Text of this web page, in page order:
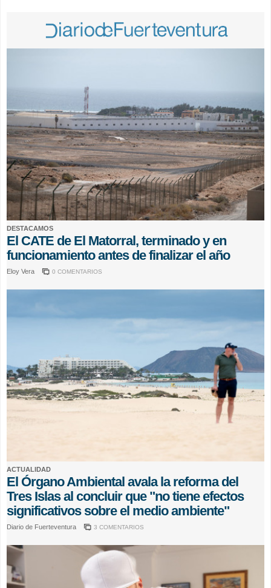
DESTACAMOS
El CATE de El Matorral, terminado y en
funcionamiento antes de finalizar el año
Eloy Vera 0 COMENTARIOS
ACTUALIDAD
El Órgano Ambiental avala la reforma del
Tres Islas al concluir que "no tiene efectos
significativos sobre el medio ambiente"
Diario de Fuerteventura 3 COMENTARIOS